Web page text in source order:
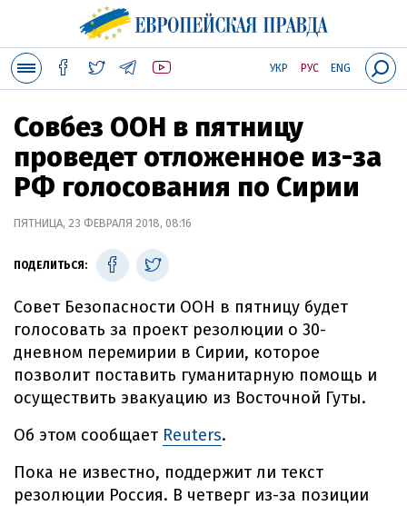
УКР РУС ENG
Совбез ООН в пятницу
проведет отложенное из-за
РФ голосования по Сирии
ПЯТНИЦА, 23 ФЕВРАЛЯ 2018, 08:16
ПОДЕЛИТЬСЯ:
Совет Безопасности ООН в пятницу будет
голосовать за проект резолюции о 30-
дневном перемирии в Сирии, которое
позволит поставить гуманитарную помощь и
осуществить эвакуацию из Восточной Гуты.
Об этом сообщает Reuters.
Пока не известно, поддержит ли текст
резолюции Россия. В четверг из-за позиции